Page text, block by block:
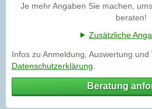
Je mehr Angaben Sie machen,
beraten!
Zusätzliche
Infos zu Anmeldung, Auswertung
Datenschutzerklärung
Beratung